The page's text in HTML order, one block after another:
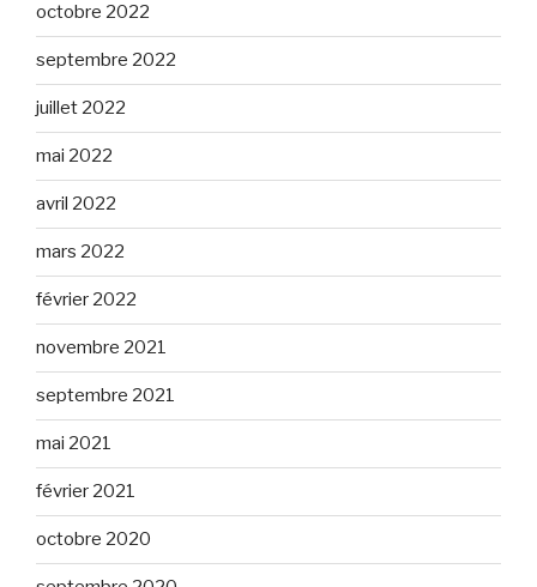
octobre 2022
septembre 2022
juillet 2022
mai 2022
avril 2022
mars 2022
février 2022
novembre 2021
septembre 2021
mai 2021
février 2021
octobre 2020